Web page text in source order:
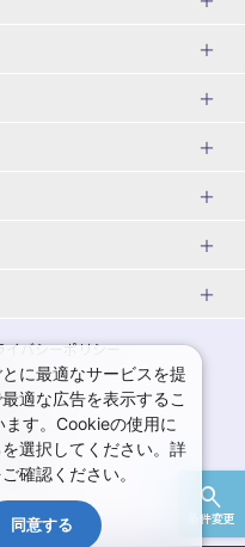
条件変更
県
木県
川県ホテル・旅館
葉県ホテル・旅館
県ホテル・旅館
王温泉(山形)
温泉(宮城)
飯坂温泉(福島)
旅行・ツアー
旅行・ツアー
島旅行・ツアー
神奈川旅行・ツアー
ユニバーサル・スタジオ・ジャパ
旅 国内版
ルデンウィーク（GW）の国内
の国内旅行
の国内旅行
月の国内旅行
イバシーポリシー
について
情報
に最適なサービスを提
適な広告を表示するこ
す。Cookieの使用に
選択してください。詳
確認ください。
同意する